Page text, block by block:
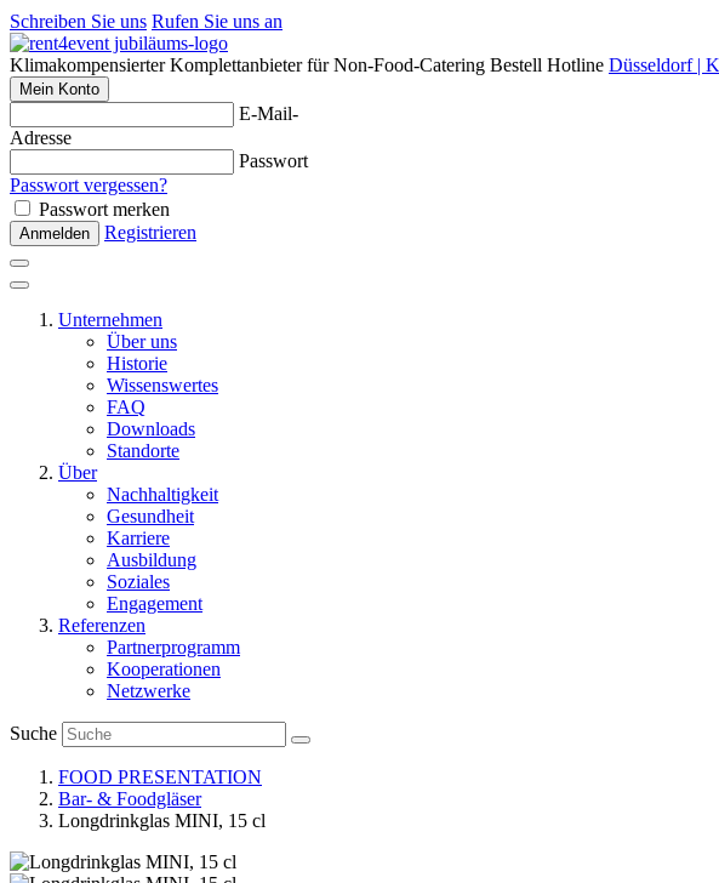
Schreiben Sie uns Rufen Sie uns an
Klimakompensierter Komplettanbieter für Non-Food-Catering Bestell Hotline Düsseldorf |
Mein Konto
E-Mail-
Adresse
Passwort
Passwort vergessen?
Passwort merken
Anmelden Registrieren
Unternehmen
Über uns
Historie
Wissenswertes
FAQ
Downloads
Standorte
Über
Nachhaltigkeit
Gesundheit
Karriere
Ausbildung
Soziales
Engagement
Referenzen
Partnerprogramm
Kooperationen
Netzwerke
Suche
FOOD PRESENTATION
Bar- & Foodgläser
Longdrinkglas MINI, 15 cl